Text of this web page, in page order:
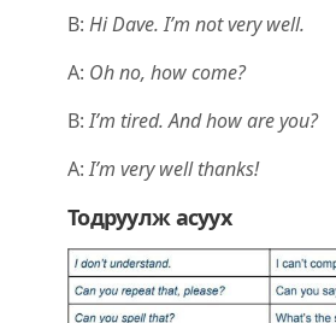
B: Hi Dave. I’m not very well.
A: Oh no, how come?
B:I’m tired. And how are you?
A:I’m very well thanks!
Тодруулж асуух